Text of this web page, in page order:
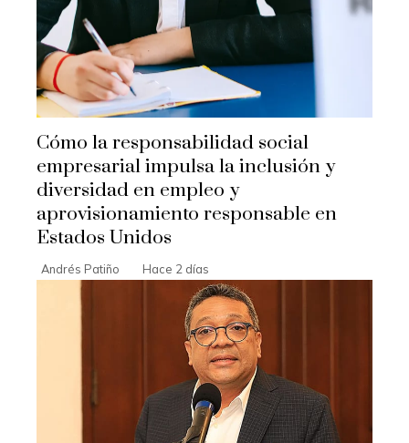
Cómo la responsabilidad social
empresarial impulsa la inclusión y
diversidad en empleo y
aprovisionamiento responsable en
Estados Unidos
Andrés Patiño Hace 2 días